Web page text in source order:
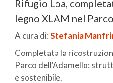
Rifugio Loa,
legno XLAM nel
A cura di:Stefania
Completata la
Parco dell'Adamello:
e sostenibile.